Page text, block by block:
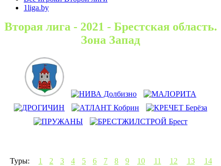
1liga.by
Вторая лига - 2021 - Брестская область.
Зона Запад
Туры: 1 2 3 4 5 6 7 8 9 10 11 12 13 14